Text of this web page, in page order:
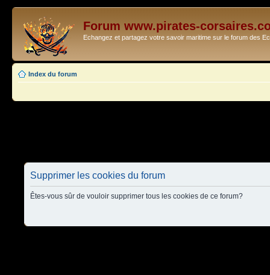
Forum www.pirates-
Echangez et partagez votre savoir maritime sur le forum des
Index du forum
Supprimer les cookies du forum
Êtes-vous sûr de vouloir supprimer tous les cookies de ce forum?